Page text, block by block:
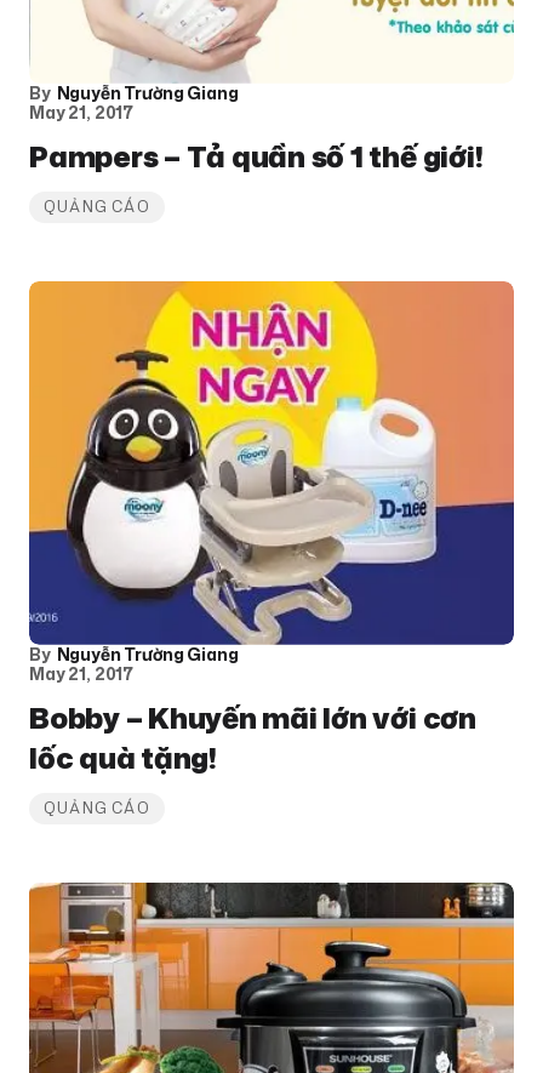
By Nguyễn Trường Giang
May 21, 2017
Pampers – Tả quần số 1 thế giới!
QUẢNG CÁO
By Nguyễn Trường Giang
May 21, 2017
Bobby – Khuyến mãi lớn với cơn
lốc quà tặng!
QUẢNG CÁO